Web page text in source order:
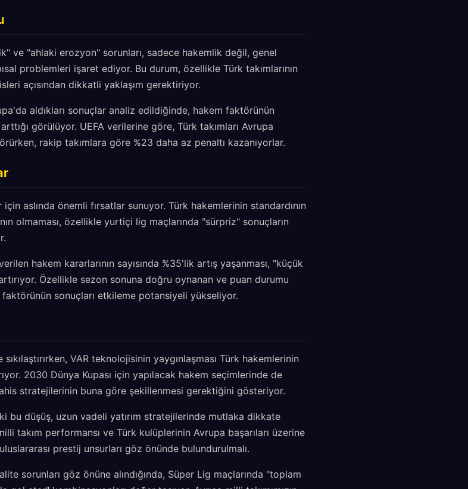
ve "ahlaki erozyon" sorunları, sadece hakemlik değil, genel
problemleri işaret ediyor. Bu durum, özellikle Türk takımlarının
açısından dikkatli yaklaşım gerektiriyor.
aldıkları sonuçlar analiz edildiğinde, hakem faktörünün
arttığı görülüyor. UEFA verilerine göre, Türk takımları Avrupa
rakip takımlara göre %23 daha az penaltı kazanıyorlar.
aslında önemli fırsatlar sunuyor. Türk hakemlerinin standardının
olmaması, özellikle yurtiçi lig maçlarında "sürpriz" sonuçların
hakem kararlarının sayısında %35'lik artış yaşanması, "küçük
Özellikle sezon sonuna doğru oynanan ve puan durumu
sonuçları etkileme potansiyeli yükseliyor.
VAR teknolojisinin yaygınlaşması Türk hakemlerinin
2030 Dünya Kupası için yapılacak hakem seçimlerinde de
stratejilerinin buna göre şekillenmesi gerektiğini gösteriyor.
bu düşüş, uzun vadeli yatırım stratejilerinde mutlaka dikkate
takım performansı ve Türk kulüplerinin Avrupa başarıları üzerine
prestij unsurları göz önünde bulundurulmalı.
sorunları göz önüne alındığında, Süper Lig maçlarında "toplam